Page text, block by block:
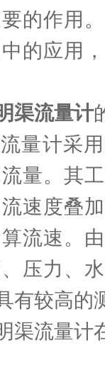
的作用
的应用
渠流量计
计采用
量。其
速度叠
流速。
压力、
有较高的
流量计